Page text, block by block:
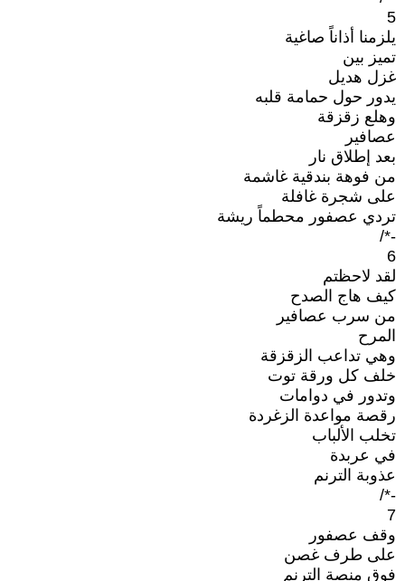
5
يلزمنا أذاناً صاغية
تميز بين
غزل هديل
يدور حول حمامة قلبه
وهلع زقزقة
عصافير
بعد إطلاق نار
من فوهة بندقية غاشمة
على شجرة غافلة
تردي عصفور محطماً ريشة
-*/
6
لقد لاحظتم
كيف هاج الصدح
من سرب عصافير
المرح
وهي تداعب الزقزقة
خلف كل ورقة توت
وتدور في دوامات
رقصة مواعدة الزغردة
تخلب الألباب
في عربدة
عذوبة الترنم
-*/
7
وقف عصفور
على طرف غصن
فوق منصة الترنم